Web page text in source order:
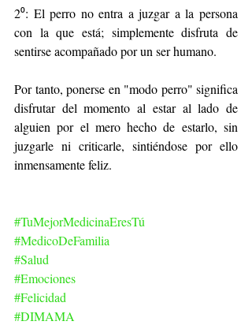
2⁰: El perro no entra a juzgar a la persona
con la que está; simplemente disfruta de
sentirse acompañado por un ser humano.
Por tanto, ponerse en "modo perro" significa
disfrutar del momento al estar al lado de
alguien por el mero hecho de estarlo, sin
juzgarle ni criticarle, sintiéndose por ello
inmensamente feliz.
#TuMejorMedicinaEresTú
#MedicoDeFamilia
#Salud
#Emociones
#Felicidad
#DIMAMA